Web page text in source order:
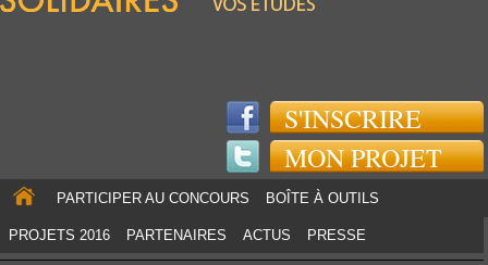
S'INSCRIRE
MON PROJET
PARTICIPER AU CONCOURS BOÎTE À OUTILS
PROJETS 2016 PARTENAIRES ACTUS PRESSE